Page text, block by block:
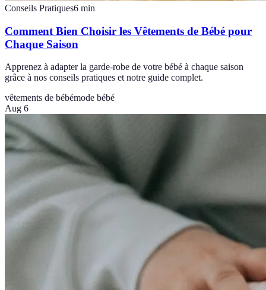
Conseils Pratiques6 min
Comment Bien Choisir les Vêtements de Bébé pour
Chaque Saison
Apprenez à adapter la garde-robe de votre bébé à chaque saison
grâce à nos conseils pratiques et notre guide complet.
vêtements de bébémode bébé
Aug 6